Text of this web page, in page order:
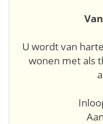
U wordt van
wonen met als